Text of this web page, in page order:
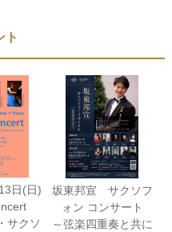
ト
日(日)
サクソ
坂東邦宣 サクソフ
ォン コンサート
～弦楽四重奏と共に